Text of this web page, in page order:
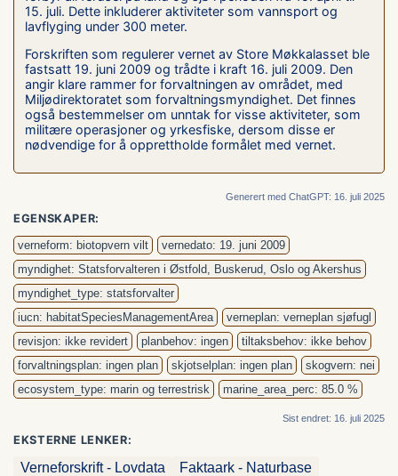
15. juli. Dette inkluderer aktiviteter som vannsport og
lavflyging under 300 meter.
Forskriften som regulerer vernet av Store Møkkalasset ble
fastsatt 19. juni 2009 og trådte i kraft 16. juli 2009. Den
angir klare rammer for forvaltningen av området, med
Miljødirektoratet som forvaltningsmyndighet. Det finnes
også bestemmelser om unntak for visse aktiviteter, som
militære operasjoner og yrkesfiske, dersom disse er
nødvendige for å opprettholde formålet med vernet.
Generert med ChatGPT: 16. juli 2025
EGENSKAPER:
verneform: biotopvern vilt
vernedato: 19. juni 2009
myndighet: Statsforvalteren i Østfold, Buskerud, Oslo og Akershus
myndighet_type: statsforvalter
iucn: habitatSpeciesManagementArea
verneplan: verneplan sjøfugl
revisjon: ikke revidert
planbehov: ingen
tiltaksbehov: ikke behov
forvaltningsplan: ingen plan
skjotselplan: ingen plan
skogvern: nei
ecosystem_type: marin og terrestrisk
marine_area_perc: 85.0 %
Sist endret: 16. juli 2025
EKSTERNE LENKER:
Verneforskrift - Lovdata Faktaark - Naturbase